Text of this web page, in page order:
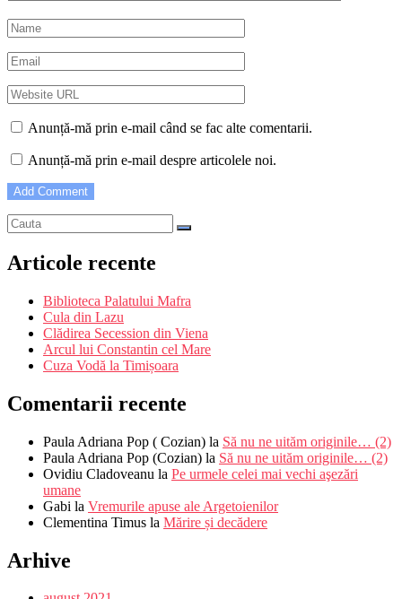
Anunță-mă prin e-mail când se fac alte comentarii.
Anunță-mă prin e-mail despre articolele noi.
Articole recente
Biblioteca Palatului Mafra
Cula din Lazu
Clădirea Secession din Viena
Arcul lui Constantin cel Mare
Cuza Vodă la Timișoara
Comentarii recente
Paula Adriana Pop ( Cozian) la Să nu ne uităm originile… (2)
Paula Adriana Pop (Cozian) la Să nu ne uităm originile… (2)
Ovidiu Cladoveanu la Pe urmele celei mai vechi aşezări
umane
Gabi la Vremurile apuse ale Argetoienilor
Clementina Timus la Mărire și decădere
Arhive